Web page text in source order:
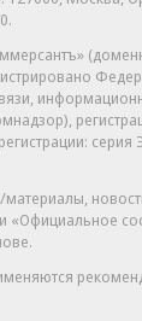
серия
материалы,
«Официальное